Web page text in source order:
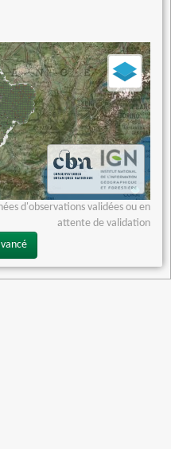
d'observations validées ou en
attente de validation